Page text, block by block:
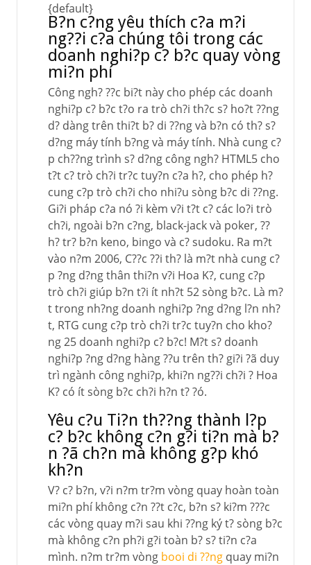
{default}
B?n c?ng yêu thích c?a m?i
ng??i c?a chúng tôi trong các
doanh nghi?p c? b?c quay vòng
mi?n phí
Công ngh? ??c bi?t này cho phép các doanh
nghi?p c? b?c t?o ra trò ch?i th?c s? ho?t ??ng
d? dàng trên thi?t b? di ??ng và b?n có th? s?
d?ng máy tính b?ng và máy tính. Nhà cung c?
p ch??ng trình s? d?ng công ngh? HTML5 cho
t?t c? trò ch?i tr?c tuy?n c?a h?, cho phép h?
cung c?p trò ch?i cho nhi?u sòng b?c di ??ng.
Gi?i pháp c?a nó ?i kèm v?i t?t c? các lo?i trò
ch?i, ngoài b?n c?ng, black-jack và poker, ??
h? tr? b?n keno, bingo và c? sudoku. Ra m?t
vào n?m 2006, C??c ??i th? là m?t nhà cung c?
p ?ng d?ng thân thi?n v?i Hoa K?, cung c?p
trò ch?i giúp b?n t?i ít nh?t 52 sòng b?c. Là m?
t trong nh?ng doanh nghi?p ?ng d?ng l?n nh?
t, RTG cung c?p trò ch?i tr?c tuy?n cho kho?
ng 25 doanh nghi?p c? b?c! M?t s? doanh
nghi?p ?ng d?ng hàng ??u trên th? gi?i ?ã duy
trì ngành công nghi?p, khi?n ng??i ch?i ? Hoa
K? có ít sòng b?c ch?i h?n t? ?ó.
Yêu c?u Ti?n th??ng thành l?p
c? b?c không c?n g?i ti?n mà b?
n ?ã ch?n mà không g?p khó
kh?n
V? c? b?n, v?i n?m tr?m vòng quay hoàn toàn
mi?n phí không c?n ??t c?c, b?n s? ki?m ???c
các vòng quay m?i sau khi ??ng ký t? sòng b?c
mà không c?n ph?i g?i toàn b? s? ti?n c?a
mình. n?m tr?m vòng booi di ??ng quay mi?n